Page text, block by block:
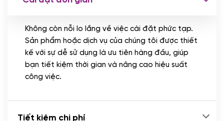
CÀI ĐẶT PLUGINS
Cài đặt plugin theo yêu cầu
(+100.000 VND)
Cài plugin xử lý thanh toán tự động qua
Không còn nỗi lo lắng về việc cài đặt phức tạp.
Sản phẩm hoặc dịch vụ của chúng tôi được thiết
kế với sự dễ sử dụng là ưu tiên hàng đầu, giúp
bạn tiết kiệm thời gian và nâng cao hiệu suất
công việc.
Tiết kiệm chi phí